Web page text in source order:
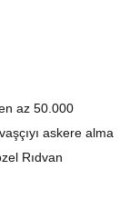
az 50.000
askere alma
Rıdvan